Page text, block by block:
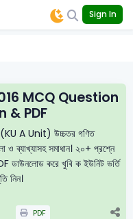
Sign In
MCQ Question
& PDF
(KU A Unit) উচ্চতর গণিত
ও ব্যাখ্যাসহ সমাধান। ২০+ প্রশ্নে
ডাউনলোড করে খুবি ক ইউনিট ভর্তি
নিন।
PDF